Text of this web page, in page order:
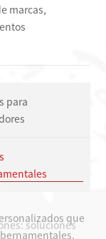
marcas,
para
que